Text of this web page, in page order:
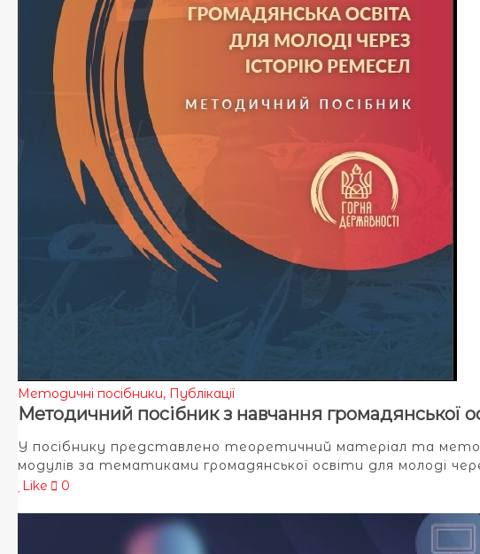
Методичні посібники, Публікації
Методичний посібник з навчання громадянської
У посібнику представлено теоретичний матеріал та
модулів за тематиками громадянської освіти для молоді
Like
0